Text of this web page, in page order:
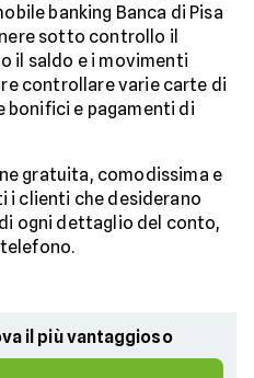
banking Banca di Pisa
sotto controllo il
il saldo e i movimenti
controllare varie carte di
bonifici e pagamenti di
gratuita, comodissima e
i clienti che desiderano
ogni dettaglio del conto,
il più vantaggioso